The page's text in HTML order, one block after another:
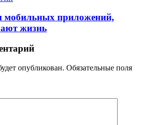
приложений,
жизнь
опубликован. Обязательные поля